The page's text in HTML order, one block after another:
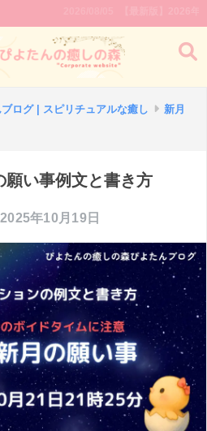
ログ | スピリチュアルな癒し
新月
願い事例文と書き方
2025年10月19日